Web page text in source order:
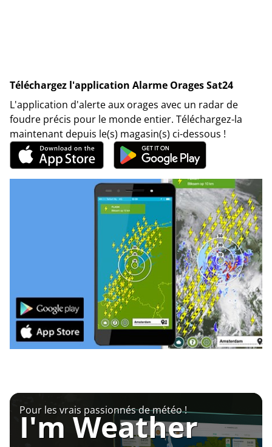
Téléchargez l'application Alarme Orages Sat24
L'application d'alerte aux orages avec un radar de
foudre précis pour le monde entier. Téléchargez-la
maintenant depuis le(s) magasin(s) ci-dessous !
Pour les vrais passionnés de météo !
I'm Weather